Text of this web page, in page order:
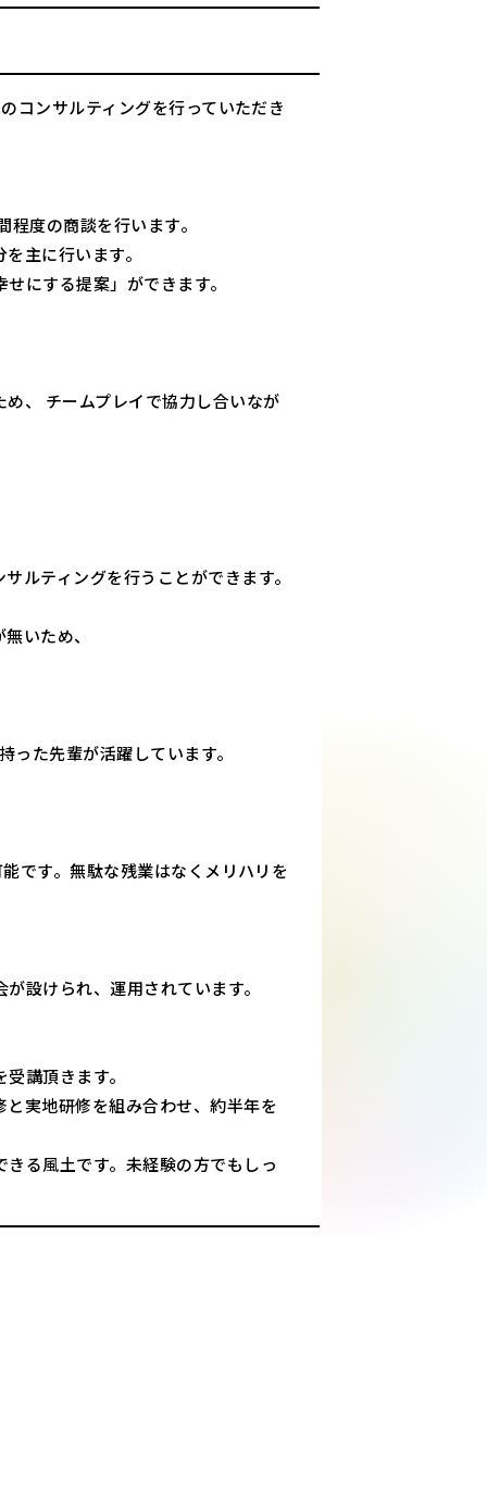
コンサルティングを行っていただき
度の商談を行います。
主に行います。
にする提案」ができます。
、 チームプレイで協力し合いなが
ルティングを行うことができます。
いため、
た先輩が活躍しています。
です。無駄な残業はなくメリハリを
設けられ、運用されています。
講頂きます。
実地研修を組み合わせ、約半年を
る風土です。未経験の方でもしっ